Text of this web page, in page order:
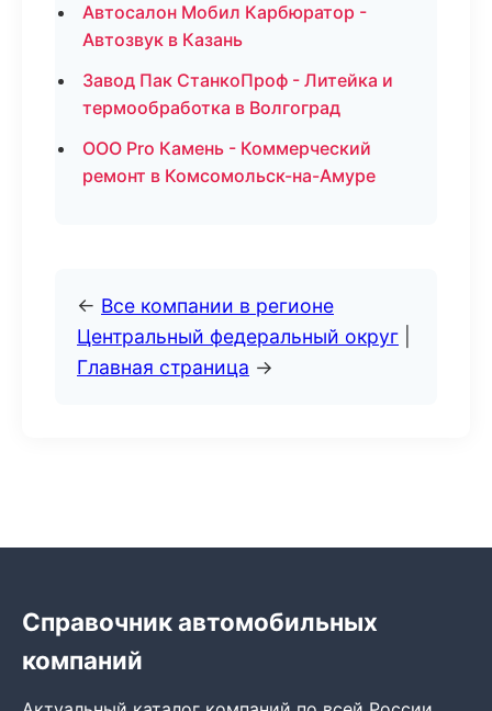
Автосалон Мобил Карбюратор -
Автозвук в Казань
Завод Пак СтанкоПроф - Литейка и
термообработка в Волгоград
ООО Pro Камень - Коммерческий
ремонт в Комсомольск-на-Амуре
← Все компании в регионе
Центральный федеральный округ
Главная страница →
Справочник автомобильных
компаний